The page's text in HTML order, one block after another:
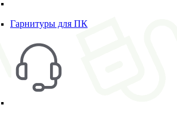
Гарнитуры для ПК